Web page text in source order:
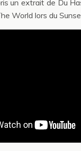
un extrait de Du
World lors du